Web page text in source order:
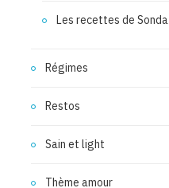
Les recettes de Sonda
Régimes
Restos
Sain et light
Thème amour